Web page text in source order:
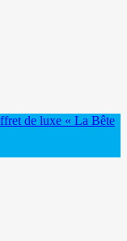
de luxe « La Bête